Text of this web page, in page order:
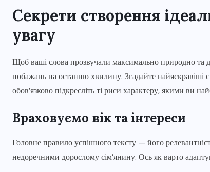
Секрети створення
увагу
Щоб ваші слова прозвучали максимально природно та
побажань на останню хвилину. Згадайте найяскравіші
обов’язково підкресліть ті риси характеру, якими ви
Враховуємо вік та інтереси
Головне правило успішного тексту — його
недоречними дорослому сім’янину. Ось як варто